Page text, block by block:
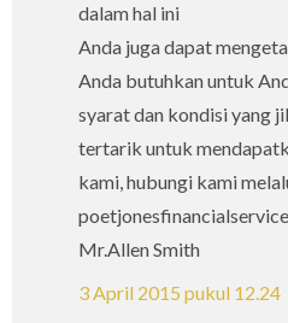
dalam hal ini
Anda juga dapat
Anda butuhkan untuk
syarat dan kondisi yang
tertarik untuk
kami, hubungi kami
Mr.Allen Smith
3 April 2015 pukul 12.24